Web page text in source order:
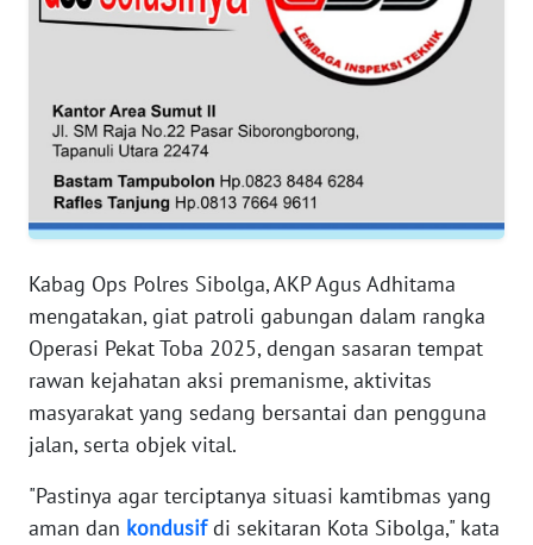
Kabag Ops Polres Sibolga, AKP Agus Adhitama
mengatakan, giat patroli gabungan dalam rangka
Operasi Pekat Toba 2025, dengan sasaran tempat
rawan kejahatan aksi premanisme, aktivitas
masyarakat yang sedang bersantai dan pengguna
jalan, serta objek vital.
"Pastinya agar terciptanya situasi kamtibmas yang
aman dan kondusifdi sekitaran Kota Sibolga," kata
WN
WN
PAPUA
BARAT
WN
RIAU
WN
SERAMBI
WN
JAMBI
SULTRA